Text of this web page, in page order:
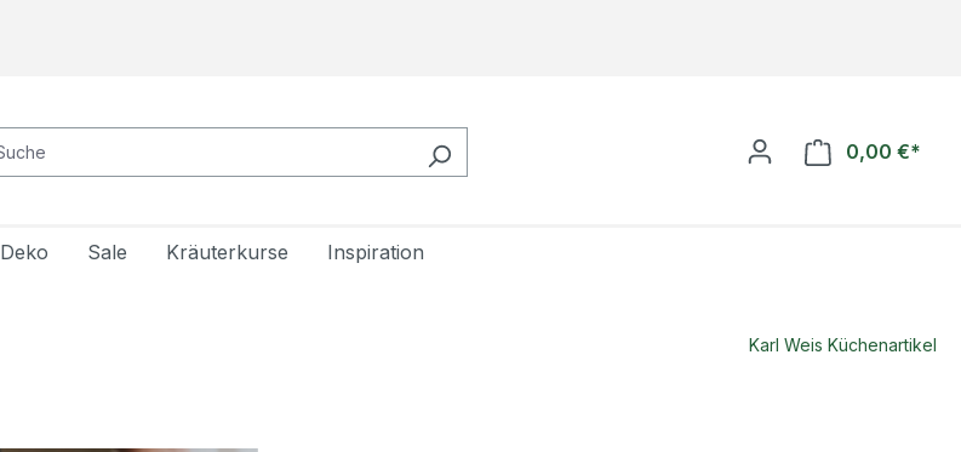
0,00 €*
Deko Sale Kräuterkurse Inspiration
Karl Weis Küchenartikel